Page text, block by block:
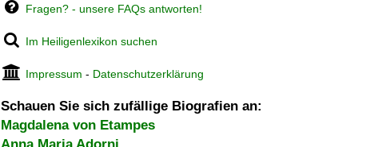
Fragen? - unsere FAQs antworten!
Im Heiligenlexikon suchen
Impressum - Datenschutzerklärung
Schauen Sie sich zufällige Biografien an:
Magdalena von Etampes